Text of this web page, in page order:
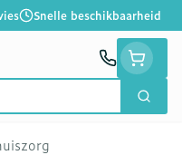
Snelle beschikbaarheid
Zoek